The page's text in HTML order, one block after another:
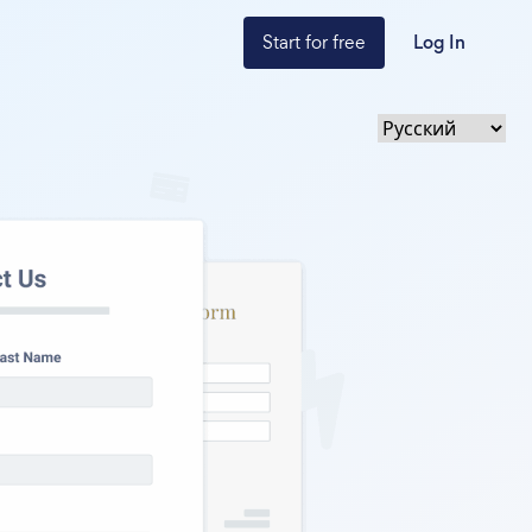
Start for free Log In